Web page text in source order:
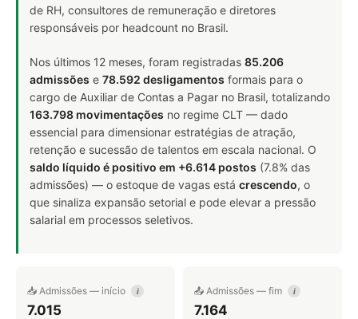
de RH, consultores de remuneração e diretores
responsáveis por headcount no Brasil.
Nos últimos 12 meses, foram registradas 85.206
admissões e 78.592 desligamentos formais para o
cargo de Auxiliar de Contas a Pagar no Brasil, totalizando
163.798 movimentações no regime CLT — dado
essencial para dimensionar estratégias de atração,
retenção e sucessão de talentos em escala nacional. O
saldo líquido é positivo em +6.614 postos (7.8% das
admissões) — o estoque de vagas está crescendo, o
que sinaliza expansão setorial e pode elevar a pressão
salarial em processos seletivos.
📥 Admissões — início i
7.015
📤 Admissões — fim i
7.164